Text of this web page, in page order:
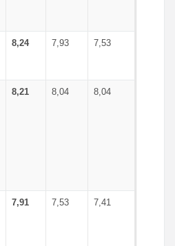
8,24 7,93 7,53
8,21 8,04 8,04
7,91 7,53 7,41